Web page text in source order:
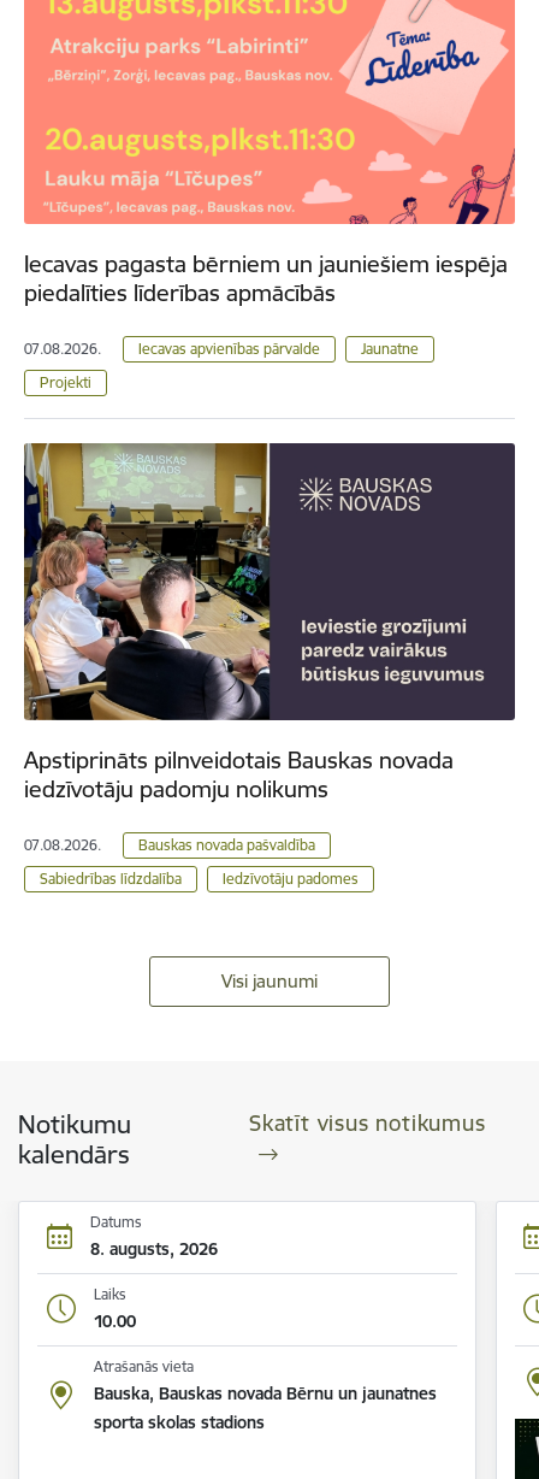
Iecavas pagasta bērniem un jauniešiem iespēja
piedalīties līderības apmācībās
07.08.2026. Iecavas apvienības pārvalde
Jaunatne
Projekti
Apstiprināts pilnveidotais Bauskas novada
iedzīvotāju padomju nolikums
07.08.2026.
Bauskas novada pašvaldība
Sabiedrības līdzdalība
Iedzīvotāju padomes
Visi jaunumi
Notikumu
kalendārs
Skatīt visus notikumus
Datums
8. augusts, 2026
Laiks
10.00
Atrašanās vieta
Bauska, Bauskas novada Bērnu un jaunatnes
sporta skolas stadions